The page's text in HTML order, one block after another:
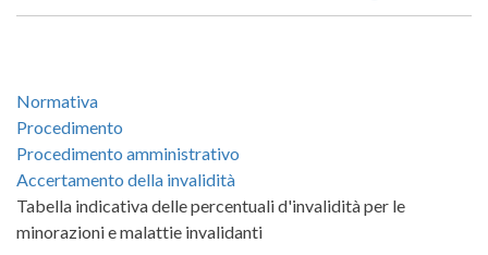
Normativa
Procedimento
Procedimento amministrativo
Accertamento della invalidità
Tabella indicativa delle percentuali d'invalidità per le
minorazioni e malattie invalidanti